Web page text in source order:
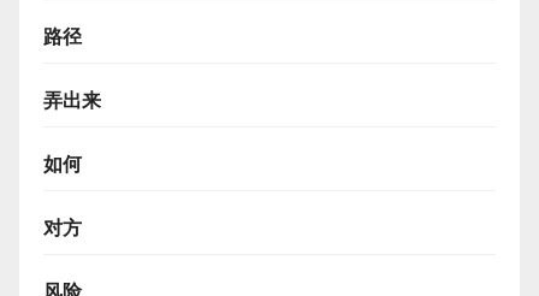
路径
弄出来
如何
对方
风险